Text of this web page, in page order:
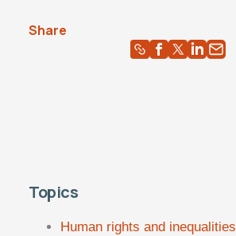
Share
Topics
Human rights and inequalities